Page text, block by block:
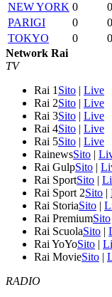
NEW YORK 0
PARIGI
0
TOKYO
0
Network Rai
TV
Rai 1 Sito | Live
Rai 2Sito | Live
Rai 3Sito | Live
Rai 4Sito | Live
Rai 5Sito | Live
RainewsSito |
Rai GulpSito |
Rai SportSito |
Rai Sport 2Sito |
Rai StoriaSito |
Rai PremiumSito
Rai ScuolaSito |
Rai YoYoSito |
Rai MovieSito |
RADIO